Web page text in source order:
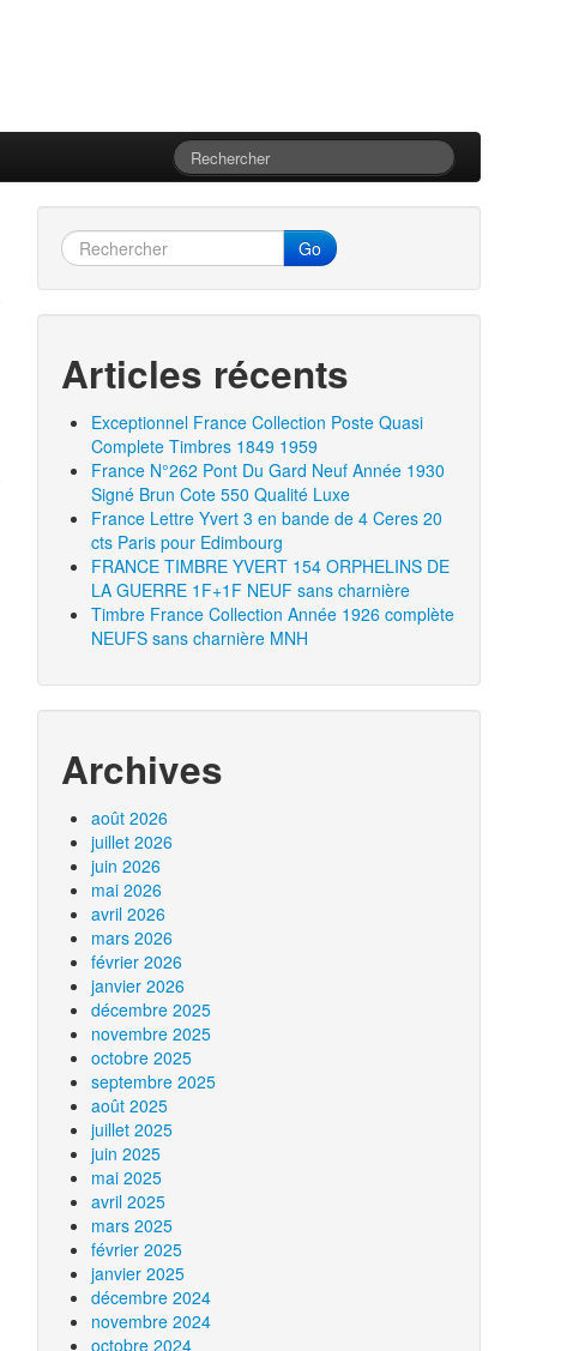
Go
Articles récents
Exceptionnel France Collection Poste Quasi
Complete Timbres 1849 1959
France N°262 Pont Du Gard Neuf Année 1930
Signé Brun Cote 550 Qualité Luxe
France Lettre Yvert 3 en bande de 4 Ceres 20
cts Paris pour Edimbourg
FRANCE TIMBRE YVERT 154 ORPHELINS DE
LA GUERRE 1F+1F NEUF sans charnière
Timbre France Collection Année 1926 complète
NEUFS sans charnière MNH
Archives
août 2026
juillet 2026
juin 2026
mai 2026
avril 2026
mars 2026
février 2026
janvier 2026
décembre 2025
novembre 2025
octobre 2025
septembre 2025
août 2025
juillet 2025
juin 2025
mai 2025
avril 2025
mars 2025
février 2025
janvier 2025
décembre 2024
novembre 2024
octobre 2024